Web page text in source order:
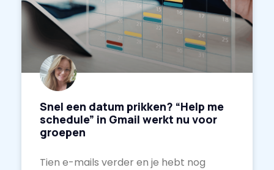
Snel een datum prikken? “Help me
schedule” in Gmail werkt nu voor
groepen
Tien e-mails verder en je hebt nog